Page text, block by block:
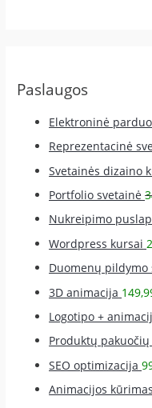
Paslaugos
Elektroninė
Reprezentacinė
Svetainės dizaino
Portfolio svetainė
Nukreipimo
Wordpress kursai
Duomenų pildymo
3D animacija
Logotipo +
Produktų
SEO optimizacija
Animacijos